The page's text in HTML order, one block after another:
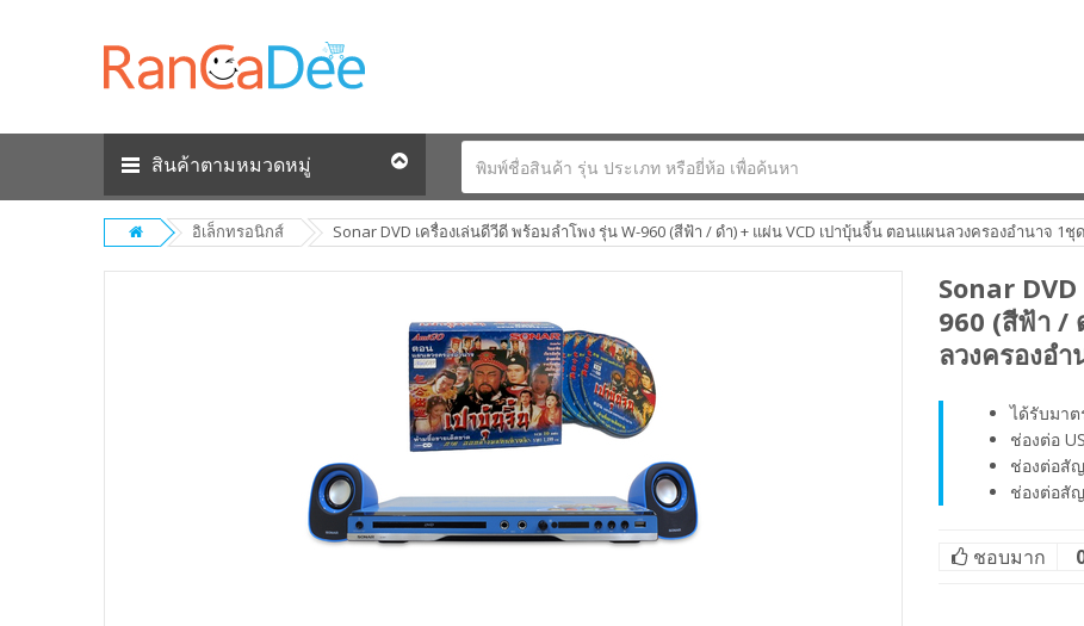
สินค้าตามหมวดหมู่
อิเล็กทรอนิกส์ Sonar DVD เครื่องเล่นดีวีดี พร้อมลำโพง รุ่น W-960 (สีฟ้า / ดำ) + แผ่น VCD เปาบุ้นจิ้น ตอนแผนลวงครองอำนาจ 1ชุด
Sonar
960 (สีฟ้า /
ลวงครองอ
ได้รับมา
ช่องต่อ
ช่องต่อสัญ
ช่องต่อสั
ชอบมาก